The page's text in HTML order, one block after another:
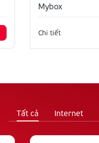
Mybox
Chi tiết
Tất cả Internet